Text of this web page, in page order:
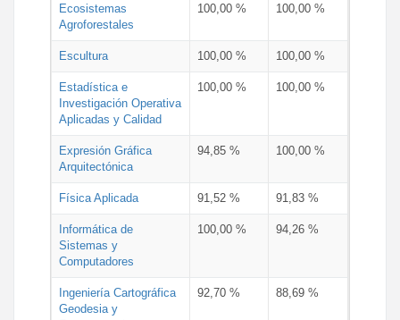
Ecosistemas
Agroforestales
100,00 % 100,00 %
Escultura 100,00 % 100,00 %
Estadística e
Investigación Operativa
Aplicadas y Calidad
100,00 % 100,00 %
Expresión Gráfica
Arquitectónica
94,85 % 100,00 %
Física Aplicada 91,52 % 91,83 %
Informática de
Sistemas y
Computadores
100,00 % 94,26 %
Ingeniería Cartográfica
Geodesia y
92,70 % 88,69 %